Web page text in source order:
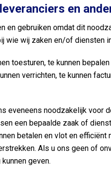
en
en gebruiken omdat dit
wie wij zaken en/of diensten
toesturen, te kunnen
verrichten, te kunnen
eveneens noodzakelijk voor
een bepaalde zaak of
betalen en vlot en efficiënt
Als u ons geen of
geven.